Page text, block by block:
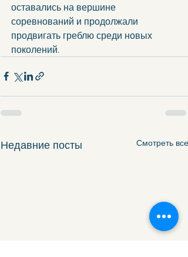
оставались на вершине
соревнований и продолжали
продвигать греблю среди новых
поколений.
Недавние посты Смотреть все